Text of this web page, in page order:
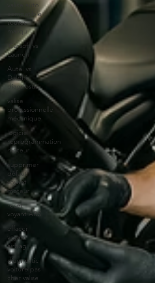
valise auto
compatible
toutes
marqu
iCarsoft vs
Launch
Autel vs
Delphi
diagnostic
valise
professionnelle
mécanique
logiciel
reprogrammation
moteur
supprimer
défaut
voyant
moteur
reset
voyant ABS
effacer
voyant
airbag
diagnostic
voiture pas
cher valise